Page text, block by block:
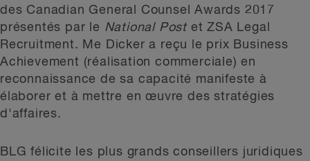
des Canadian General Counsel Awards 2017
présentés par le National Post et ZSA Legal
Recruitment. Me
Dicker a reçu le prix Business
Achievement (réalisation commerciale) en
reconnaissance de sa capacité manifeste à
élaborer et à mettre en œuvre des stratégies
d'affaires.
BLG félicite les plus grands conseillers juridiques